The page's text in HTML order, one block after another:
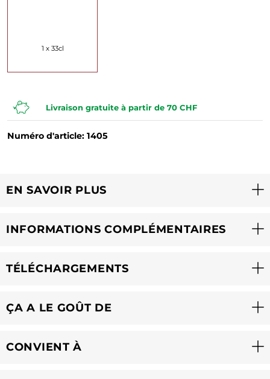
1 x 33cl
Livraison gratuite à partir de 70 CHF
Numéro d'article: 1405
EN SAVOIR PLUS
INFORMATIONS COMPLÉMENTAIRES
TÉLÉCHARGEMENTS
ÇA A LE GOÛT DE
CONVIENT À